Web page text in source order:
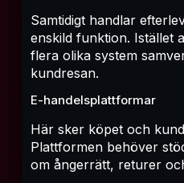
Samtidigt handlar
enskild funktion. Istället
flera olika system
kundresan.
E-handelsplattformar
Här sker köpet och
Plattformen behöver
om ångerrätt, returer